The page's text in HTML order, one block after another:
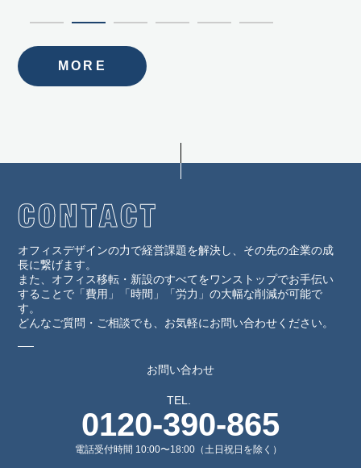
MORE
オフィスデザインの力で経営課題を解決し、その先の企業の成
長に繋げます。
また、オフィス移転・新設のすべてをワンストップでお手伝い
することで「費用」「時間」「労力」の大幅な削減が可能で
す。
どんなご質問・ご相談でも、お気軽にお問い合わせください。
お問い合わせ
TEL.
0120-390-865
電話受付時間 10:00〜18:00（土日祝日を除く）